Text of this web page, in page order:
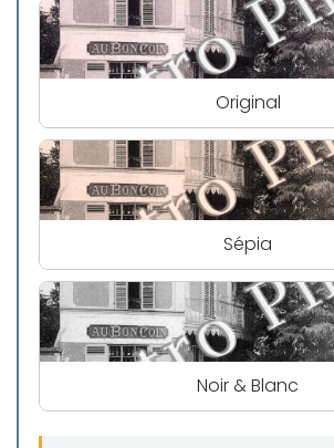
Original
Sépia
Noir & Blanc